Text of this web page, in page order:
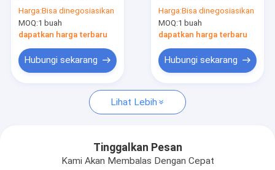
Hubungi Kami
Berita
Seri Integrated Island Cooker
Seri Induksi Barat Lantai
Oven
Harga:Bisa dinegosiasikan
MOQ:1 buah
dapatkan harga terbaru
Hubungi sekarang
kabinet
Harga:Bisa dinegosiasikan
MOQ:1 buah
dapatkan harga terbaru
Hubungi sekarang
Lihat Lebih
Tinggalkan Pesan
Kami Akan Membalas Dengan Cepat